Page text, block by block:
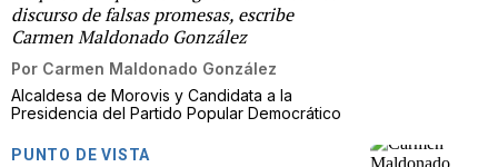
discurso de falsas promesas, escribe
Carmen Maldonado González
Por Carmen Maldonado González
Alcaldesa de Morovis y Candidata a la
Presidencia del Partido Popular Democrático
PUNTO DE VISTA